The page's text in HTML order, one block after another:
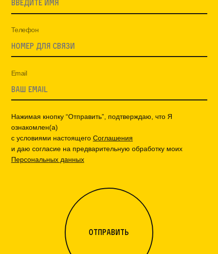
Телефон
Email
Нажимая кнопку “Отправить”, подтверждаю, что Я
ознакомлен(а)
с условиями настоящего Соглашения
и даю согласие на предварительную обработку моих
Персональных данных
отправить